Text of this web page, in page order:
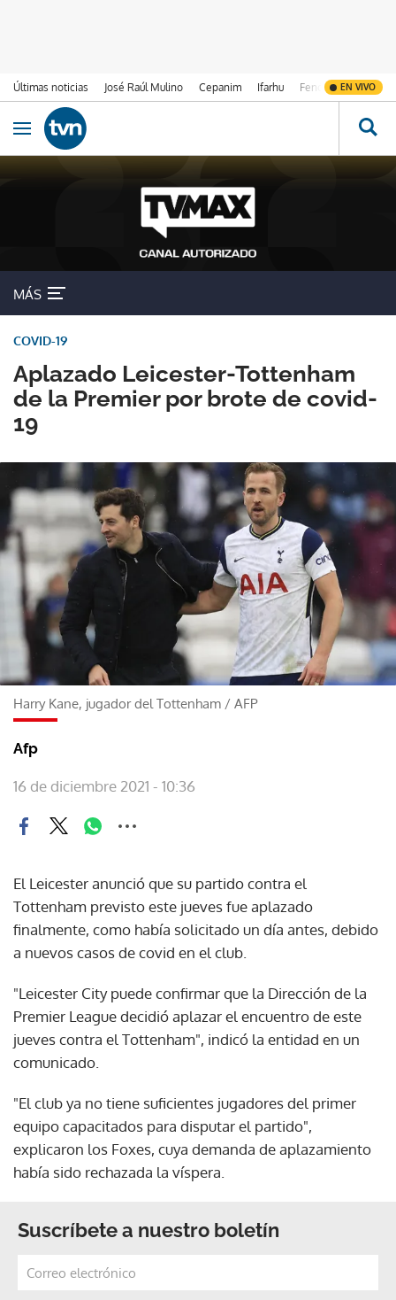
Últimas noticias José Raúl Mulino Cepanim Ifarhu Fenómeno de El
EN VIVO
Ir al contenido
Obrir navegació
MÁS
Aplazado Leicester-Tottenham
de la Premier por brote de covid-
19
COVID-19
Harry Kane, jugador del Tottenham / AFP
Afp
16 de diciembre 2021 - 10:36
El Leicester anunció que su partido contra el
Tottenham previsto este jueves fue aplazado
finalmente, como había solicitado un día antes, debido
a nuevos casos de covid en el club.
"Leicester City puede confirmar que la Dirección de la
Premier League decidió aplazar el encuentro de este
jueves contra el Tottenham", indicó la entidad en un
comunicado.
"El club ya no tiene suficientes jugadores del primer
equipo capacitados para disputar el partido",
explicaron los Foxes, cuya demanda de aplazamiento
había sido rechazada la víspera.
Suscríbete a nuestro boletín